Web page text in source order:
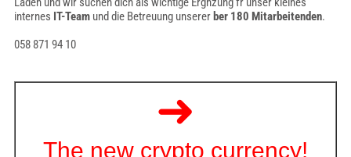
internes IT-Teamund die Betreuung unserer ber 180 Mitarbeitenden.
058 871 94 10